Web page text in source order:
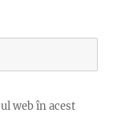
web în acest